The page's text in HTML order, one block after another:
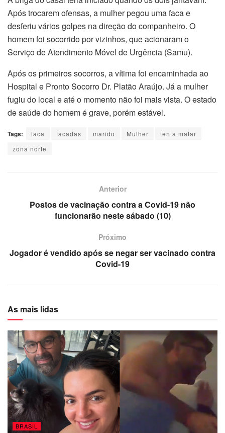
Após trocarem ofensas, a mulher pegou uma faca e
desferiu vários golpes na direção do companheiro. O
homem foi socorrido por vizinhos, que acionaram o
Serviço de Atendimento Móvel de Urgência (Samu).
Após os primeiros socorros, a vítima foi encaminhada ao
Hospital e Pronto Socorro Dr. Platão Araújo. Já a mulher
fugiu do local e até o momento não foi mais vista. O estado
de saúde do homem é grave, porém estável.
Tags: faca facadas marido Mulher
tenta matar
zona norte
Anterior
Postos de vacinação contra a Covid-19 não
funcionarão neste sábado (10)
Próximo
Jogador é vendido após se negar ser vacinado contra
Covid-19
As mais lidas
BRASIL